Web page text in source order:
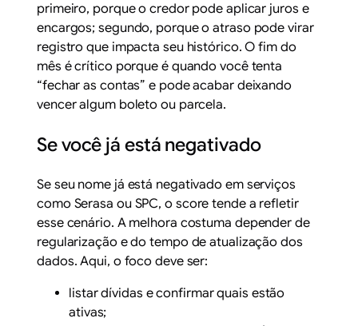
primeiro, porque o credor pode aplicar juros e
encargos; segundo, porque o atraso pode virar
registro que impacta seu histórico. O fim do
mês é crítico porque é quando você tenta
“fechar as contas” e pode acabar deixando
vencer algum boleto ou parcela.
Se você já está negativado
Se seu nome já está negativado em serviços
como Serasa ou SPC, o score tende a refletir
esse cenário. A melhora costuma depender de
regularização e do tempo de atualização dos
dados. Aqui, o foco deve ser:
listar dívidas e confirmar quais estão
ativas;